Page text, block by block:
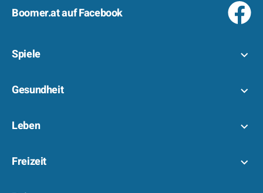
Boomer.at auf Facebook
Spiele
Gesundheit
Leben
Freizeit